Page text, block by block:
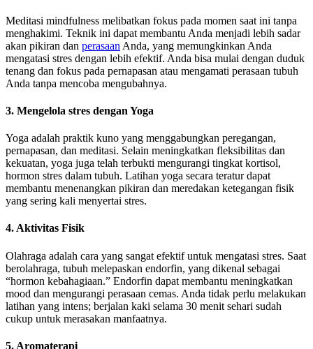
Meditasi mindfulness melibatkan fokus pada momen saat ini tanpa
menghakimi. Teknik ini dapat membantu Anda menjadi lebih sadar
akan pikiran dan perasaan Anda, yang memungkinkan Anda
mengatasi stres dengan lebih efektif. Anda bisa mulai dengan duduk
tenang dan fokus pada pernapasan atau mengamati perasaan tubuh
Anda tanpa mencoba mengubahnya.
3. Mengelola stres dengan Yoga
Yoga adalah praktik kuno yang menggabungkan peregangan,
pernapasan, dan meditasi. Selain meningkatkan fleksibilitas dan
kekuatan, yoga juga telah terbukti mengurangi tingkat kortisol,
hormon stres dalam tubuh. Latihan yoga secara teratur dapat
membantu menenangkan pikiran dan meredakan ketegangan fisik
yang sering kali menyertai stres.
4. Aktivitas Fisik
Olahraga adalah cara yang sangat efektif untuk mengatasi stres. Saat
berolahraga, tubuh melepaskan endorfin, yang dikenal sebagai
“hormon kebahagiaan.” Endorfin dapat membantu meningkatkan
mood dan mengurangi perasaan cemas. Anda tidak perlu melakukan
latihan yang intens; berjalan kaki selama 30 menit sehari sudah
cukup untuk merasakan manfaatnya.
5. Aromaterapi